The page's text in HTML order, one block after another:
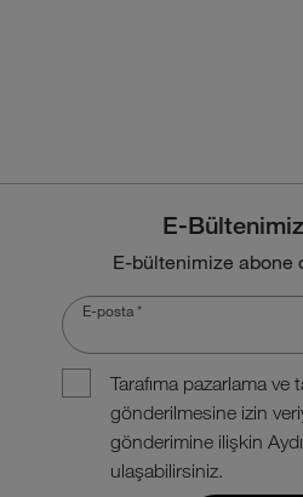
E-
E-bültenimize abone
E-posta *
Tarafıma pazarlama ve
gönderilmesine izin
gönderimine ilişkin
ulaşabilirsiniz.